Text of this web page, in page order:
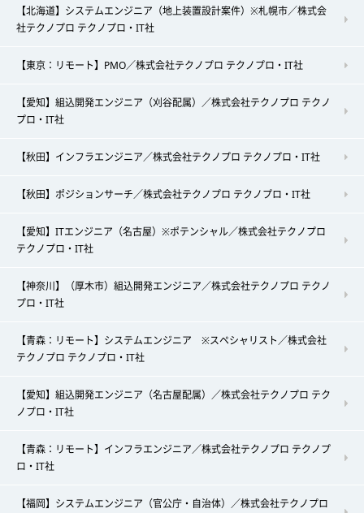
【北海道】システムエンジニア（地上装置設計案件）※札幌市／株式会
社テクノプロ テクノプロ・IT社
【東京：リモート】PMO／株式会社テクノプロ テクノプロ・IT社
【愛知】組込開発エンジニア（刈谷配属）／株式会社テクノプロ テクノ
プロ・IT社
【秋田】インフラエンジニア／株式会社テクノプロ テクノプロ・IT社
【秋田】ポジションサーチ／株式会社テクノプロ テクノプロ・IT社
【愛知】ITエンジニア（名古屋）※ポテンシャル／株式会社テクノプロ
テクノプロ・IT社
【神奈川】（厚木市）組込開発エンジニア／株式会社テクノプロ テクノ
プロ・IT社
【青森：リモート】システムエンジニア ※スペシャリスト／株式会社
テクノプロ テクノプロ・IT社
【愛知】組込開発エンジニア（名古屋配属）／株式会社テクノプロ テク
ノプロ・IT社
【青森：リモート】インフラエンジニア／株式会社テクノプロ テクノプ
ロ・IT社
【福岡】システムエンジニア（官公庁・自治体）／株式会社テクノプロ